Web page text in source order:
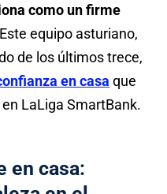
como un firme
Este equipo asturiano,
de los últimos trece,
en casa que
LaLiga SmartBank.
en casa: